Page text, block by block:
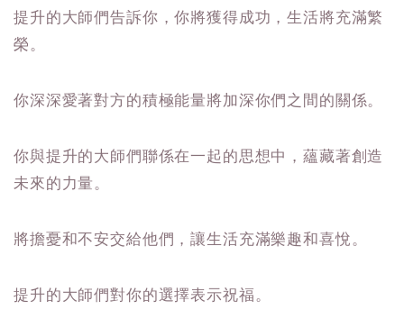
提升的大師們告訴你，你將獲得成功，生活將充滿繁
榮。
你深深愛著對方的積極能量將加深你們之間的關係。
你與提升的大師們聯係在一起的思想中，蘊藏著創造
未來的力量。
將擔憂和不安交給他們，讓生活充滿樂趣和喜悅。
提升的大師們對你的選擇表示祝福。